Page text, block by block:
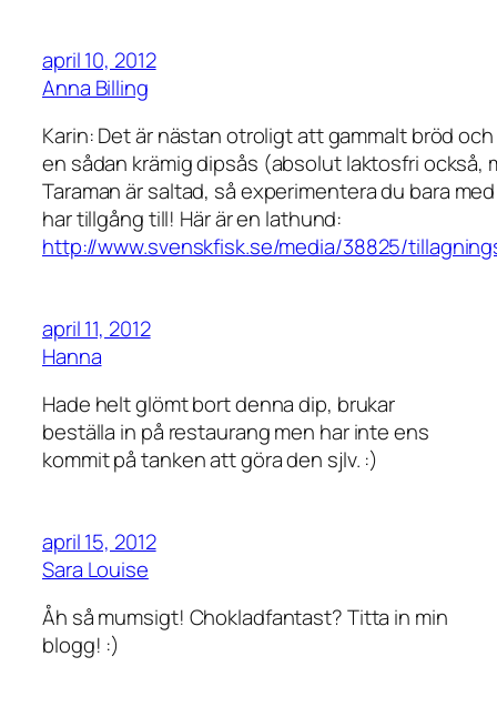
april 10, 2012
Anna Billing
Karin: Det är nästan otroligt att gammalt bröd
en sådan krämig dipsås (absolut laktosfri också,
Taraman är saltad, så experimentera du bara
har tillgång till! Här är en lathund:
http://www.svenskfisk.se/media/38825/
april 11, 2012
Hanna
Hade helt glömt bort denna dip, brukar
beställa in på restaurang men har inte ens
kommit på tanken att göra den sjlv. :)
april 15, 2012
Sara Louise
Åh så mumsigt! Chokladfantast? Titta in min
blogg! :)